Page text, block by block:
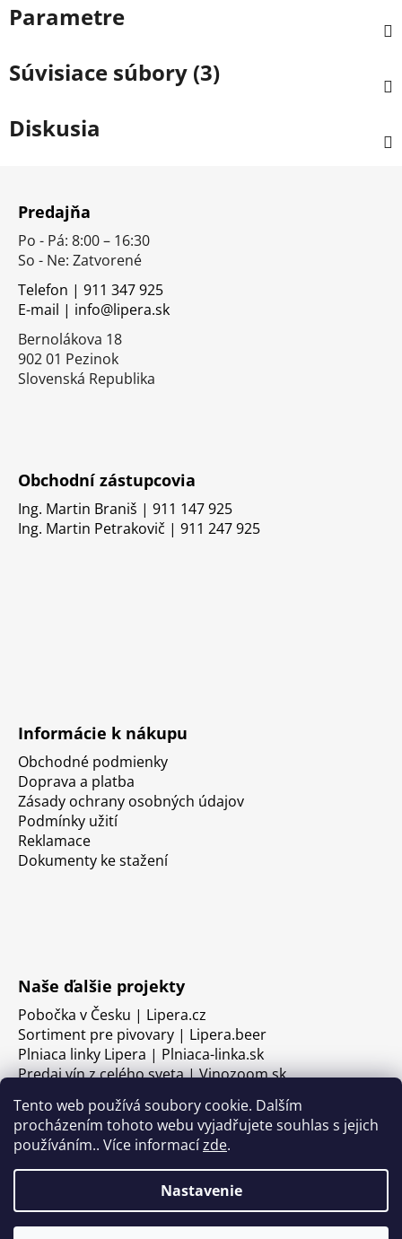
Tento web používá soubory cookie. Dalším
procházením tohoto webu vyjadřujete souhlas s jejich
používáním.. Více informacízde.
Nastavenie
Parametre
Súvisiace súbory (3)
Diskusia
Predajňa
Po - Pá: 8:00 – 16:30
So - Ne: Zatvorené
Telefon | 911 347 925
E-mail | info@lipera.sk
Bernolákova 18
902 01 Pezinok
Slovenská Republika
Obchodní zástupcovia
Ing. Martin Braniš | 911 147 925
Ing. Martin Petrakovič | 911 247 925
Informácie k nákupu
Obchodné podmienky
Doprava a platba
Zásady ochrany osobných údajov
Podmínky užití
Reklamace
Dokumenty ke stažení
Naše ďalšie projekty
Pobočka v Česku | Lipera.cz
Sortiment pre pivovary | Lipera.beer
Plniaca linky Lipera | Plniaca-linka.sk
Predaj vín z celého sveta | Vinozoom.sk